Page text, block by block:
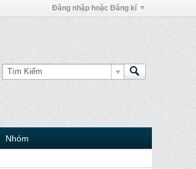
Đăng nhập hoặc Đăng kí
Nhóm